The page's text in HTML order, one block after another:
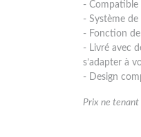
- Compatible
- Système
- Fonction
- Livré avec
s’adapter à
- Design
Prix ne tenant